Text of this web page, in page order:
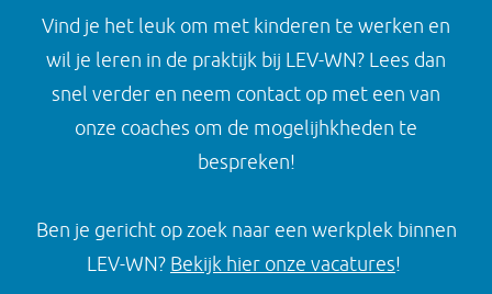
Vind je het leuk om met kinderen te werken en
wil je leren in de praktijk bij LEV-WN? Lees dan
snel verder en neem contact op met een van
onze coaches om de mogelijhkheden te
bespreken!
Ben je gericht op zoek naar een werkplek binnen
LEV-WN? Bekijk hier onze vacatures!